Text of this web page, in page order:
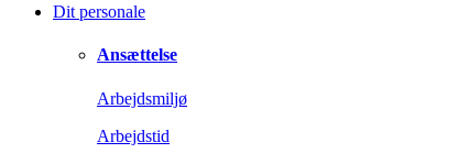
Dit personale
Ansættelse
Arbejdsmiljø
Arbejdstid